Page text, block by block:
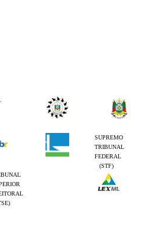
SUPREMO
TRIBUNAL
FEDERAL
(STF)